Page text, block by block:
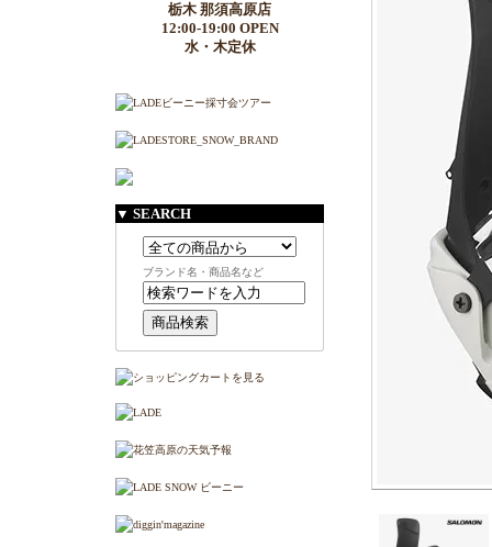
栃木 那須高原店
12:00-19:00 OPEN
水・木定休
▼ SEARCH
ブランド名・商品名など